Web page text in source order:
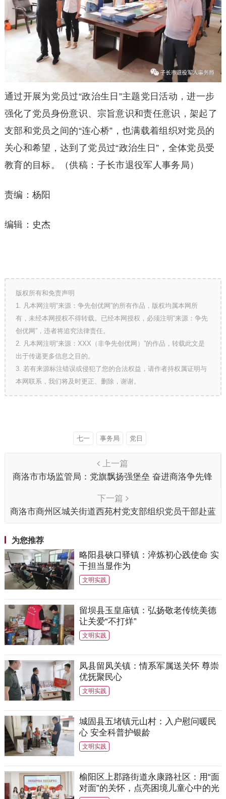
通过开展为党员过“政治生日”主题党日活动，进一步
强化了党员身份意识、宗旨意识和责任意识，架起了
支部和党员之间的“连心桥”，也满载着组织对党员的
关心和希望，达到了党员过“政治生日”，全体党员受
教育的目标。（供稿：子长市退役军人事务局）
责编：杨阳
编辑：史杰
版权所有和免责声明
1. 凡本网注明“来源：争先创优网”的所有作品，版权均属本网所
有，未经本网授权不得转载。已经本网授权，必须注明“来源：争先
创优网”，违者将追究法律责任。
2. 凡本网注明“来源：XXX（非争先创优网）”的作品，转载此文是
出于传递更多信息之目的。
3. 若有来源标注错误或侵犯了您的合法权益，请作者持权属证明与
本网联系，我们将及时更正、删除，谢谢。
七一 事务局 党日
上一篇
商洛市市场监管局：党旗飘扬强堡垒 奋进商洛争先锋
下一篇
商洛市商州区城关街道西苑村党支部组织党员干部赴蓝
为您推荐
略阳县硖口驿镇：淬炼初心践使命 实
干担当显作为
文明实践
留坝县玉皇庙镇：弘扬敬老传统美德
让关爱“不打烊”
文明实践
凤县留凤关镇：情系军属送关怀 尊崇
优抚聚民心
文明实践
城固县五堵镇元山村：入户慰问暖民
心 安全科普护银龄
文明实践
榆阳区上郡路街道永康路社区：用“面
对面”的关怀，点亮困境儿童心中的光